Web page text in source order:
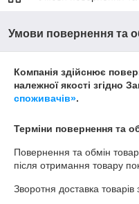
Умови повернення та
Компанія здійснює
належної якості згідно
споживачів».
Терміни повернення та
Повернення та обмін
після отримання товару
Зворотня доставка